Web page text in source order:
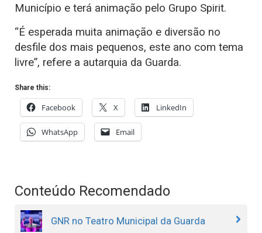
Município e terá animação pelo Grupo Spirit.
“É esperada muita animação e diversão no
desfile dos mais pequenos, este ano com tema
livre”, refere a autarquia da Guarda.
Share this:
Facebook X LinkedIn
WhatsApp Email
Conteúdo Recomendado
GNR no Teatro Municipal da Guarda